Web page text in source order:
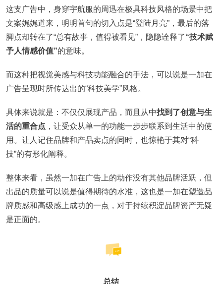
这支广告中，身穿宇航服的周迅在极具科技风格的场景中把
文案娓娓道来，明明首句的切入点是“登陆月亮”，最后的落
脚点却转在了“总有故事，值得被看见”，隐隐诠释了“技术赋
予人情感价值”的意味。
而这种把视觉美感与科技功能融合的手法，可以说是一加在
广告呈现时所传达出的“科技美学”风格。
具体来说就是：不仅仅展现产品，而且从中找到了创意与生
活的重合点 ，让受众从单一的功能一步步联系到生活中的使
用。让人记住品牌和产品卖点的同时，也惊艳于其对“科
技”的有形化阐释。
整体来看，虽然一加在广告上的动作没有其他品牌活跃，但
出品的质量可以说是值得期待的水准，这也是一加在塑造品
牌质感和高级感上成功的一点，对于持续积淀品牌资产无疑
是正面的。
总结